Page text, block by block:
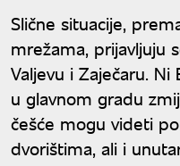
Slične situacije,
mrežama, prijavljuju
Valjevu i Zaječaru.
u glavnom gradu
češće mogu videti
dvorištima, ali i